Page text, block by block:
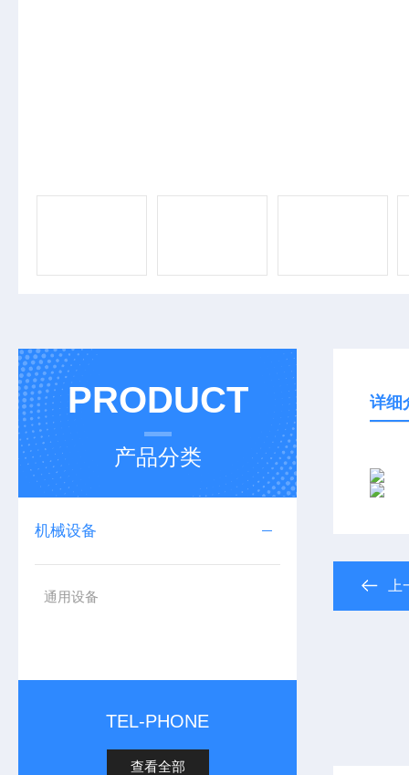
PRODUCT
产品分类
机械设备
通用设备
TEL-PHONE
查看全部
详细